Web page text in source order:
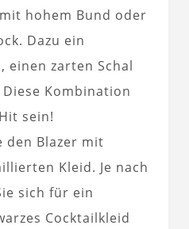
hohem Bund oder
Dazu ein
einen zarten Schal
Kombination
sein!
den Blazer mit
Kleid. Je nach
sich für ein
Cocktailkleid